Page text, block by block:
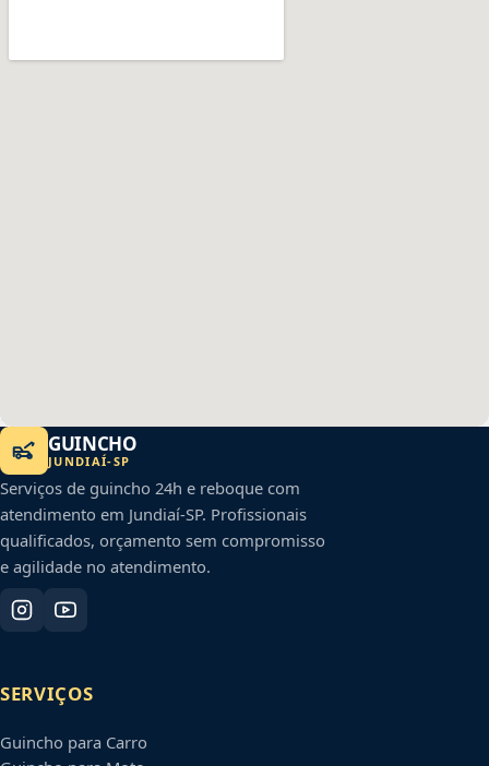
GUINCHO
JUNDIAÍ-SP
Serviços de guincho 24h e reboque com
atendimento em Jundiaí-SP. Profissionais
qualificados, orçamento sem compromisso
e agilidade no atendimento.
SERVIÇOS
Guincho para Carro